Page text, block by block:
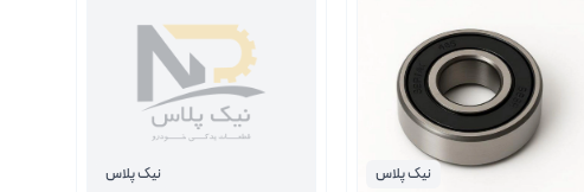
نیک پلاس نیک پلاس